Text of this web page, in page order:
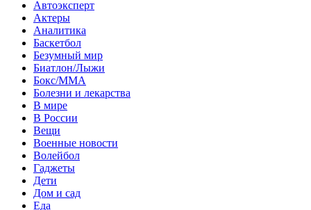
Автоэксперт
Актеры
Аналитика
Баскетбол
Безумный мир
Биатлон/Лыжи
Бокс/MMA
Болезни и лекарства
В мире
В России
Вещи
Военные новости
Волейбол
Гаджеты
Дети
Дом и сад
Еда